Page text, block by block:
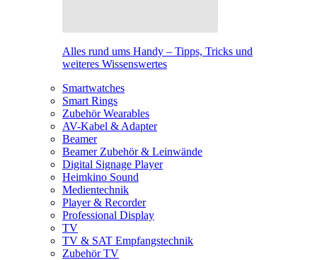
Alles rund ums Handy – Tipps, Tricks und
weiteres Wissenswertes
Smartwatches
Smart Rings
Zubehör Wearables
AV-Kabel & Adapter
Beamer
Beamer Zubehör & Leinwände
Digital Signage Player
Heimkino Sound
Medientechnik
Player & Recorder
Professional Display
TV
TV & SAT Empfangstechnik
Zubehör TV